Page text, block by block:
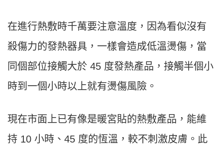
在進行熱敷時千萬要注意溫度，因為看似沒有
殺傷力的發熱器具，一樣會造成低溫燙傷，當
同個部位接觸大於 45 度發熱產品，接觸半個小
時到一個小時以上就有燙傷風險。
現在市面上已有像是暖宮貼的熱敷產品，能維
持 10 小時、45 度的恆溫，較不刺激皮膚。此